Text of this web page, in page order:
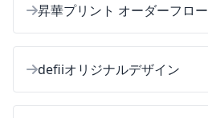
昇華プリント オーダーフロー
defiiオリジナルデザイン